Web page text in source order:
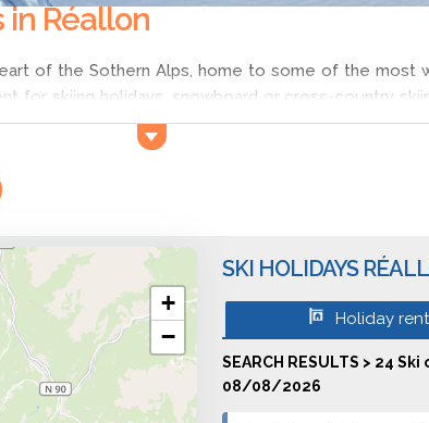
in Réallon
of the Sothern Alps, home to some of the most
for skiing holidays, snowboard or cross-country
Southern Alps. Réallon is situated in a
facing the mountains of Ecrins and Queyras.
the amazing views of the valley of the Durance
the breathtaking landscapes and lively activities
For the best deals on winter holiday rentals and
Alps, use our unique comparison site to find the
+
−
SKI HOLIDAYS
Holiday
SEARCH RESULTS > 24
08/08/2026